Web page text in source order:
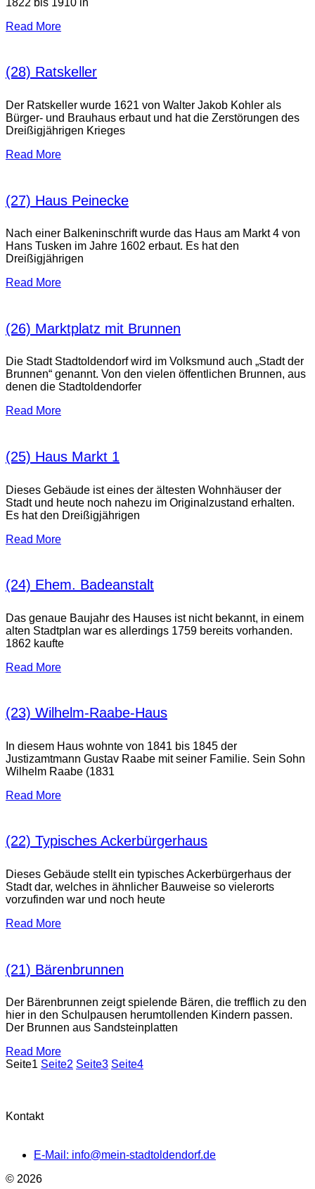
Read More
(28) Ratskeller
Der Ratskeller wurde 1621 von Walter Jakob Kohler als
Bürger- und Brauhaus erbaut und hat die Zerstörungen des
Dreißigjährigen Krieges
Read More
(27) Haus Peinecke
Nach einer Balkeninschrift wurde das Haus am Markt 4 von
Hans Tusken im Jahre 1602 erbaut. Es hat den
Dreißigjährigen
Read More
(26) Marktplatz mit Brunnen
Die Stadt Stadtoldendorf wird im Volksmund auch „Stadt der
Brunnen“ genannt. Von den vielen öffentlichen Brunnen, aus
denen die Stadtoldendorfer
Read More
(25) Haus Markt 1
Dieses Gebäude ist eines der ältesten Wohnhäuser der
Stadt und heute noch nahezu im Originalzustand erhalten.
Es hat den Dreißigjährigen
Read More
(24) Ehem. Badeanstalt
Das genaue Baujahr des Hauses ist nicht bekannt, in einem
alten Stadtplan war es allerdings 1759 bereits vorhanden.
1862 kaufte
Read More
(23) Wilhelm-Raabe-Haus
In diesem Haus wohnte von 1841 bis 1845 der
Justizamtmann Gustav Raabe mit seiner Familie. Sein Sohn
Wilhelm Raabe (1831
Read More
(22) Typisches Ackerbürgerhaus
Dieses Gebäude stellt ein typisches Ackerbürgerhaus der
Stadt dar, welches in ähnlicher Bauweise so vielerorts
vorzufinden war und noch heute
Read More
(21) Bärenbrunnen
Der Bärenbrunnen zeigt spielende Bären, die trefflich zu den
hier in den Schulpausen herumtollenden Kindern passen.
Der Brunnen aus Sandsteinplatten
Read More
Seite1 Seite2 Seite3 Seite4
Kontakt
E-Mail: info@mein-stadtoldendorf.de
© 2026